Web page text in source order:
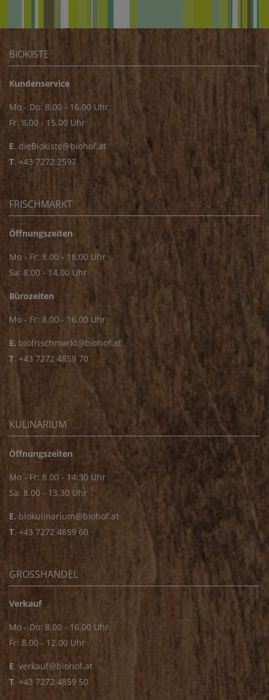
BIOKISTE
Kundenservice
Mo - Do: 8.00 - 16.00 Uhr
Fr: 8.00 - 15.00 Uhr
E. dieBiokiste@biohof.at
T. +43 7272 2597
FRISCHMARKT
Öffnungszeiten
Mo - Fr: 8.00 - 18.00 Uhr
Sa: 8.00 - 14.00 Uhr
Bürozeiten
Mo - Fr: 8.00 - 16.00 Uhr
E. biofrischmarkt@biohof.at
T. +43 7272 4859 70
KULINARIUM
Öffnungszeiten
Mo - Fr: 8.00 - 14.30 Uhr
Sa: 8.00 - 13.30 Uhr
E. biokulinarium@biohof.at
T. +43 7272 4859 60
GROSSHANDEL
Verkauf
Mo - Do: 8.00 - 16.00 Uhr
Fr: 8.00 - 12.00 Uhr
E. verkauf@biohof.at
T. +43 7272 4859 50